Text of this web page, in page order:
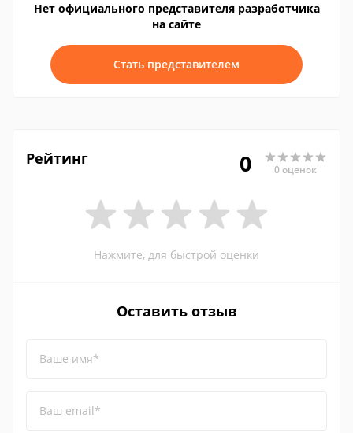
Нет официального представителя разработчика
на сайте
Стать представителем
Рейтинг 0 0 оценок
Нажмите, для быстрой оценки
Оставить отзыв
Ваше имя*
Ваш email*